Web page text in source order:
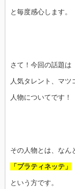
と毎度感心します。
さて！今回の話題は
人気タレント、マツ
人物についてです！
その人物とは、なん
「プラティネッテ」
という方です。